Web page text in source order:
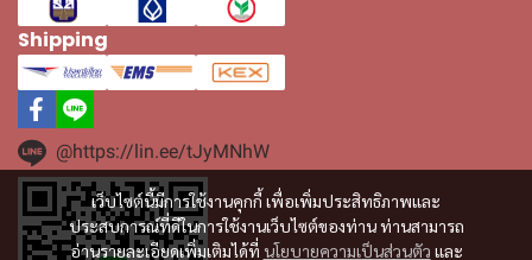
เว็บไซต์นี้มีการใช้งานคุกกี้ เพื่อเพิ่มประสิทธิภาพและ
ประสบการณ์ที่ดีในการใช้งานเว็บไซต์ของท่าน ท่านสามารถ
อ่านรายละเอียดเพิ่มเติมได้ที่ นโยบายความเป็นส่วนตัว และ
Shipping
@https://lin.ee/tJyMNhW